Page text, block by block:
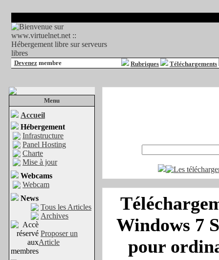
Devenezmembre Rubriques Téléchargements
Menu
Accueil
Hébergement
Infrastructure
Panel Hosting
Charte
Mise à jour
Webcams
Webcam
News
Tous les Articles
Archives
Proposer un
Article
Windows 7
pour